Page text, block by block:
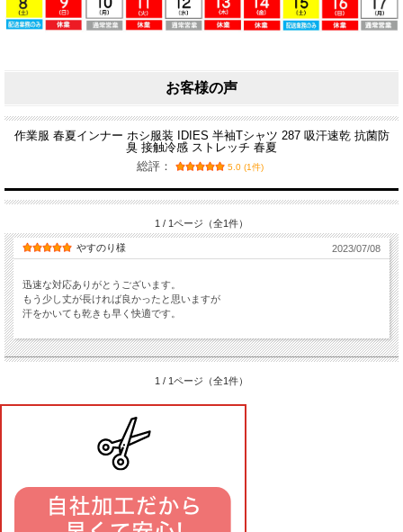
お客様の声
作業服 春夏インナー ホシ服装 IDIES 半袖Tシャツ 287 吸汗速乾 抗菌防
臭 接触冷感 ストレッチ 春夏
総評：
5.0 (1件)
1 / 1ページ（全1件）
やすのり様 2023/07/08
迅速な対応ありがとうございます。
もう少し丈が長ければ良かったと思いますが
汗をかいても乾きも早く快適です。
1 / 1ページ（全1件）